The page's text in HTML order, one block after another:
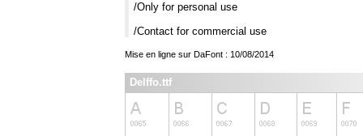
/Only for personal use
/Contact for commercial use
Mise en ligne sur DaFont : 10/08/2014
Delffo.ttf